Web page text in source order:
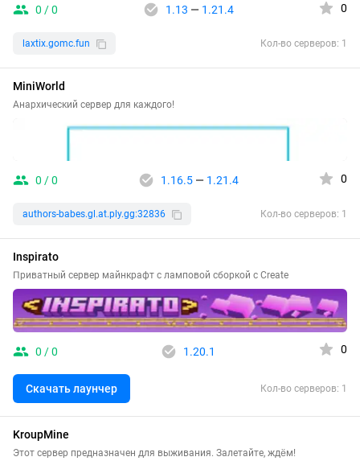
0 / 0 1.13 — 1.21.4 0
laxtix.gomc.fun Кол-во серверов: 1
MiniWorld
Анархический сервер для каждого!
0 / 0 1.16.5— 1.21.4 0
authors-babes.gl.at.ply.gg:32836 Кол-во серверов: 1
Inspirato
Приватный сервер майнкрафт с ламповой сборкой с Create
0 / 0 1.20.1 0
Скачать лаунчер Кол-во серверов: 1
KroupMine
Этот сервер предназначен для выживания. Залетайте, ждём!